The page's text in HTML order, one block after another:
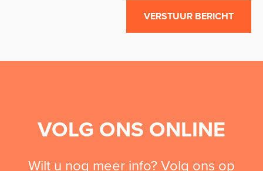
VERSTUUR BERICHT
VOLG ONS ONLINE
Wilt u nog meer info? Volg ons op